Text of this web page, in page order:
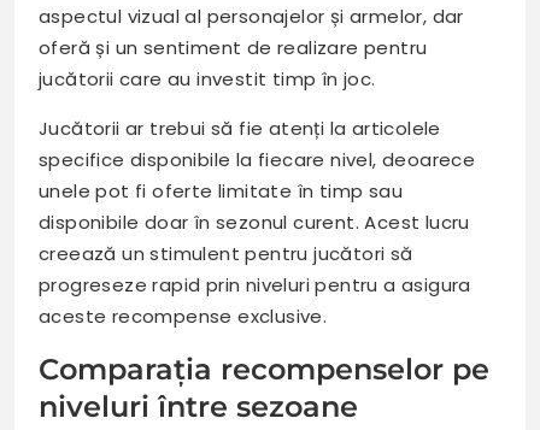
aspectul vizual al personajelor și armelor, dar
oferă și un sentiment de realizare pentru
jucătorii care au investit timp în joc.
Jucătorii ar trebui să fie atenți la articolele
specifice disponibile la fiecare nivel, deoarece
unele pot fi oferte limitate în timp sau
disponibile doar în sezonul curent. Acest lucru
creează un stimulent pentru jucători să
progreseze rapid prin niveluri pentru a asigura
aceste recompense exclusive.
Comparația recompenselor pe
niveluri între sezoane